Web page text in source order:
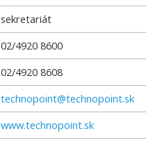
sekretariát
02/4920 8600
02/4920 8608
technopoint@technopoint.sk
www.technopoint.sk